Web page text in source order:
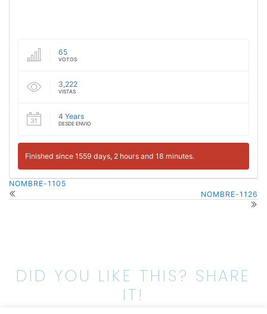
65
VOTOS
3,222
VISTAS
4 Years
DESDE ENVIO
Finished since 1559 days, 2 hours and 18 minutes.
NOMBRE-1105
NOMBRE-1126
DID YOU LIKE THIS? SHARE
IT!